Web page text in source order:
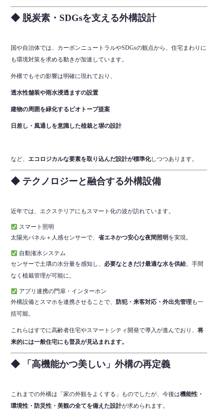
◆ 脱炭素・SDGsを支える外構設計
国や自治体では、カーボンニュートラルやSDGsの観点から、住宅まわりに
も環境対策を求める動きが加速しています。
外構でもその影響は明確に現れており、
透水性舗装や雨水浸透ますの設置
建物の周囲を緑化するビオトープ提案
日差し・風通しを意識した植栽と塀の設計
など、 エコロジカルな要素を取り込んだ設計が標準化しつつあります。
◆ テクノロジーと融合する外構設備
近年では、エクステリアにもスマート化の波が訪れています。
スマート照明
太陽光パネル＋人感センサーで、省エネかつ安心な夜間照明 を実現。
自動潅水システム
センサーで土壌の水分量を感知し、 必要なときだけ最適な水を供給。手間
なく植栽管理が可能に。
アプリ連携の門扉・インターホン
外構設備とスマホを連携させることで、
防犯・来客対応・外出先管理も一
括可能。
これらはすでに高齢者住宅やスマートシティ開発で導入が進んでおり、将
来的には一般住宅にも普及が見込まれます。
◆ 「高機能かつ美しい」外構の再定義
これまでの外構は「家の外観をよくする」ものでしたが、今後は機能性・
環境性・防災性・美観の全てを備えた設計が求められます。